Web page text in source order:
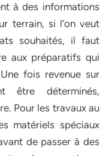
à des informations
terrain, si l’on veut
souhaités, il faut
aux préparatifs qui
fois revenue sur
être déterminés,
Pour les travaux au
matériels spéciaux
de passer à des